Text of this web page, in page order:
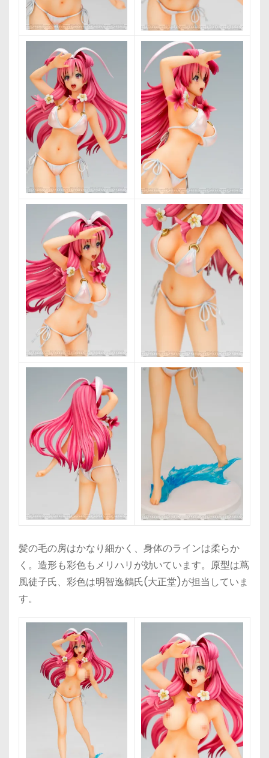
髪の毛の房はかなり細かく、身体のラインは柔らか
く。造形も彩色もメリハリが効いています。原型は蔦
風徒子氏、彩色は明智逸鶴氏(大正堂)が担当していま
す。